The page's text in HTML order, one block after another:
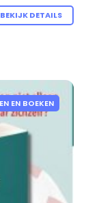
BEKIJK DETAILS
EN BOEKEN